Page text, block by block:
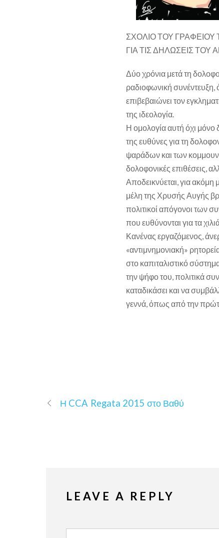
ΣΧΟΛΙΟ ΤΟΥ ΓΡΑΦΕΙΟΥ
ΓΙΑ ΤΙΣ ΔΗΛΩΣΕΙΣ
Δύο χρόνια μετά τη
ραδιοφωνική συνέντευξη,
επιβεβαιώνει τον
της ιδεολογία.
Η ομολογία αυτή όχι μόνο
της ευθύνες για τη
ψαράδων και των
δολοφονικές επιθέσεις,
Αποδεικνύεται, για ακόμη
μέλη της Χρυσής Αυγής
πολιτικοί απόγονοι των
που ευθύνονται για τα
Κανένας εργαζόμενος,
«αντιμνημονιακή»
στο καπιταλιστικό
την ψήφο του, πολιτικά
καταδικάσει και να
γεννά, όπως από την
Η CCA Regata 2015 στο Βαθύ
LEAVE A REPLY